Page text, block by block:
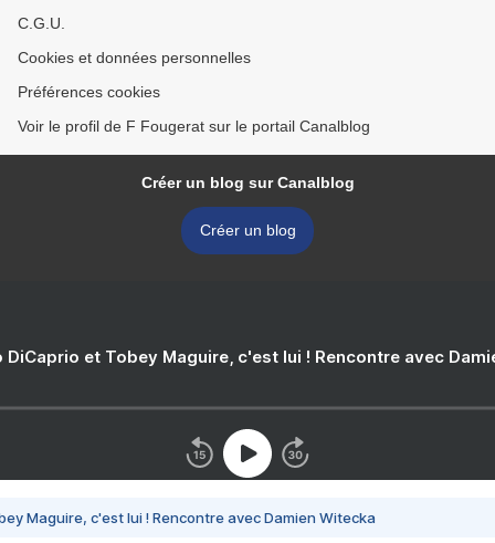
C.G.U.
Cookies et données personnelles
Préférences cookies
Voir le profil de F Fougerat sur le portail Canalblog
Créer un blog sur Canalblog
Créer un blog
DiCaprio et Tobey Maguire, c'est lui ! Rencontre avec
Maguire, c'est lui ! Rencontre avec Damien Witecka